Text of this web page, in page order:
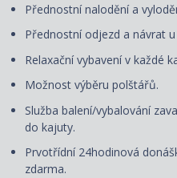
Přednostní nalodění a
Přednostní odjezd a návrat
Relaxační vybavení v každé
Možnost výběru polštářů.
Služba balení/vybalování
do kajuty.
Prvotřídní 24hodinová
zdarma.